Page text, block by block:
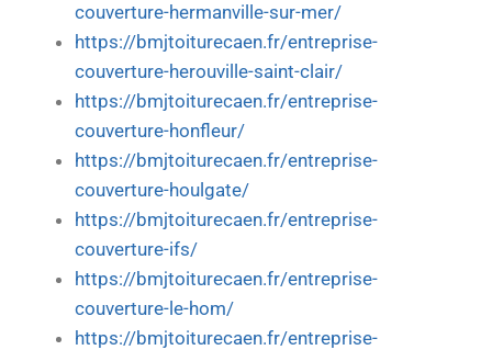
couverture-hermanville-sur-mer/
https://bmjtoiturecaen.fr/entreprise-
couverture-herouville-saint-clair/
https://bmjtoiturecaen.fr/entreprise-
couverture-honfleur/
https://bmjtoiturecaen.fr/entreprise-
couverture-houlgate/
https://bmjtoiturecaen.fr/entreprise-
couverture-ifs/
https://bmjtoiturecaen.fr/entreprise-
couverture-le-hom/
https://bmjtoiturecaen.fr/entreprise-